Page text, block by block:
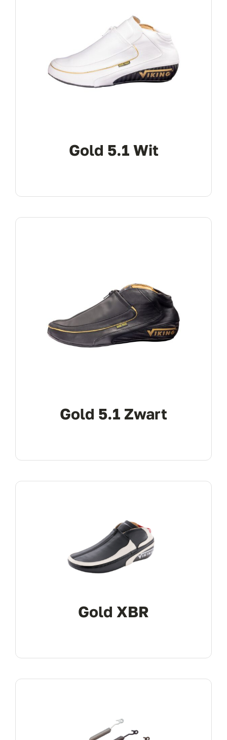
Gold 5.1 Wit
Gold 5.1 Zwart
Gold XBR